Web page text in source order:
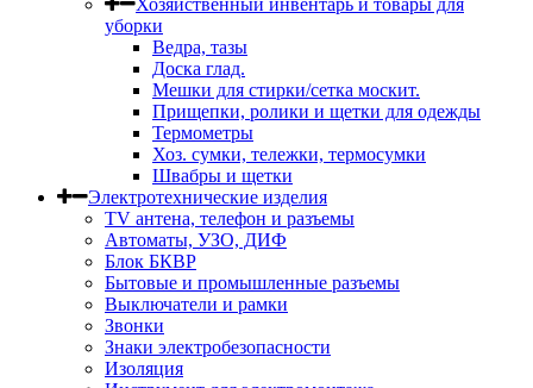
Хозяйственный инвентарь и товары для
уборки
Ведра, тазы
Доска глад.
Мешки для стирки/сетка москит.
Прищепки, ролики и щетки для одежды
Термометры
Хоз. сумки, тележки, термосумки
Швабры и щетки
Электротехнические изделия
TV aнтена, телефон и разъемы
Автоматы, УЗО, ДИФ
Блок БКВР
Бытовые и промышленные разъемы
Выключатели и рамки
Звонки
Знаки электробезопасности
Изоляция